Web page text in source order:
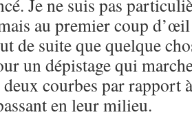
Je ne suis pas
au premier coup
de suite que quelque
un dépistage qui
courbes par rapport
en leur milieu.